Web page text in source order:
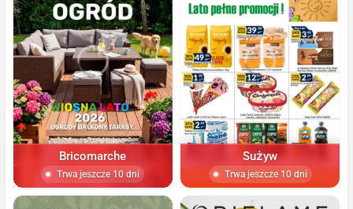
Bricomarche
Trwa jeszcze 10 dni
Sużyw
Trwa jeszcze 10 dni